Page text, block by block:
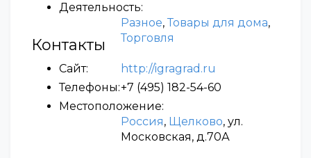
Деятельность:
Разное,Товары для дома,
Торговля
Контакты
Сайт:
http://igragrad.ru
Телефоны:+7 (495) 182-54-60
Местоположение:
Россия, Щелково, ул.
Московская, д.70А